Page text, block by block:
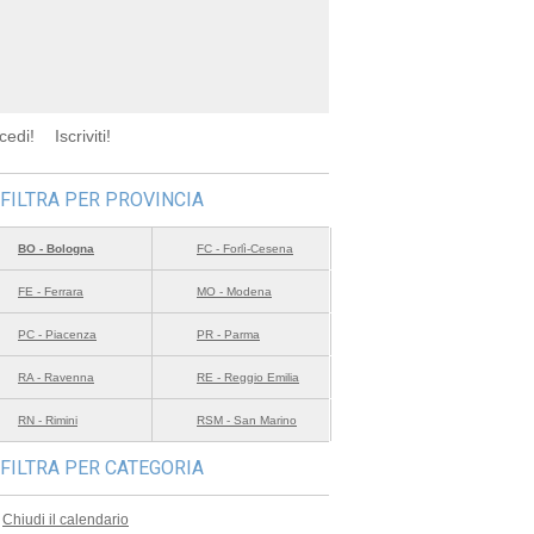
Iscriviti!
FILTRA PER PROVINCIA
BO - Bologna FC - Forlì-Cesena
FE - Ferrara MO - Modena
PC - Piacenza PR - Parma
RA - Ravenna RE - Reggio Emilia
RN - Rimini RSM - San Marino
FILTRA PER CATEGORIA
Chiudi il calendario